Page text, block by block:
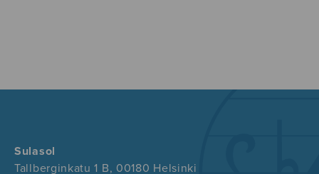
Sulasol
Tallberginkatu 1 B, 00180 Helsinki